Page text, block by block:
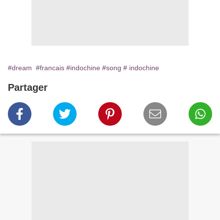
#dream #francais #indochine #song # indochine
Partager